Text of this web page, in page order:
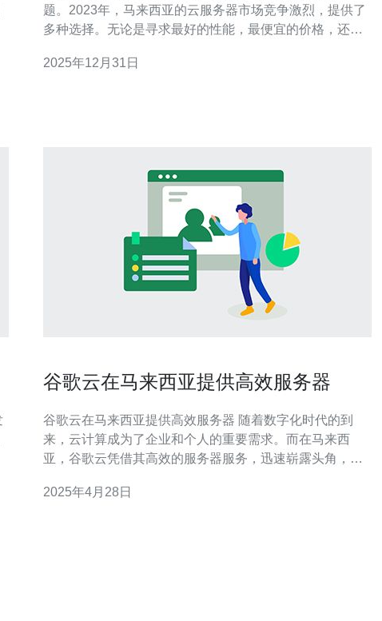
题。2023年，马来西亚的云服务器市场竞争激烈，提供了
多种选择。无论是寻求最好的性能，最便宜的价格，还是
2023年马来西亚的多款云服务器，以帮助您找到最适合您
2025年12月31日
谷歌云在马来西亚提供高效服务器
谷歌云在马来西亚提供高效服务器 随着数字化时代的到
来，云计算成为了企业和个人的重要需求。而在马来西
亚，谷歌云凭借其高效的服务器服务，迅速崭露头角，受
提供商，具有诸多优势。 1. 高效服务器 谷歌云在马来西亚
2025年4月28日